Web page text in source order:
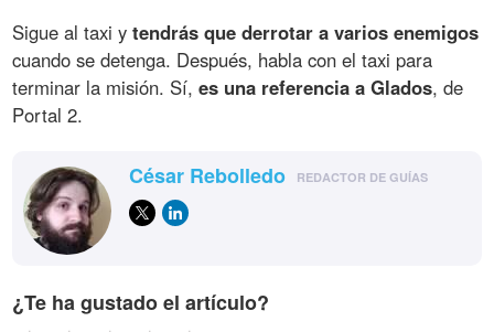
Sigue al taxi ytendrás que derrotar a varios enemigos
cuando se detenga. Después, habla con el taxi para
terminar la misión. Sí,es una referencia a Glados, de
Portal 2.
César Rebolledo REDACTOR DE GUÍAS
¿Te ha gustado el artículo?